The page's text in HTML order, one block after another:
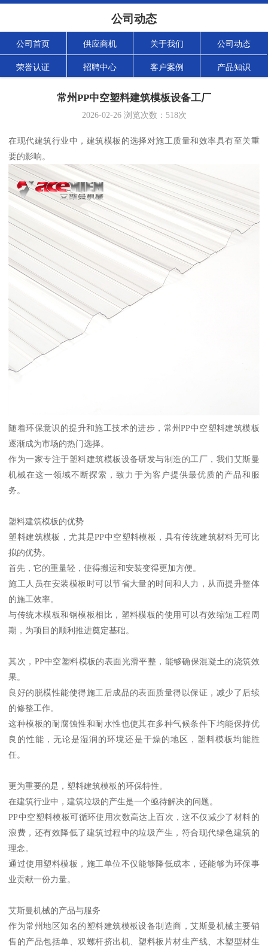
公司动态
公司首页 供应商机 关于我们 公司动态
荣誉认证 招聘中心 客户案例 产品知识
常州PP中空塑料建筑模板设备工厂
2026-02-26浏览次数： 518次
在现代建筑行业中，建筑模板的选择对施工质量和效率具有至关重
要的影响。
随着环保意识的提升和施工技术的进步，常州PP中空塑料建筑模板
逐渐成为市场的热门选择。
作为一家专注于塑料建筑模板设备研发与制造的工厂，我们艾斯曼
机械在这一领域不断探索，致力于为客户提供最优质的产品和服
务。
塑料建筑模板的优势
塑料建筑模板，尤其是PP中空塑料模板，具有传统建筑材料无可比
拟的优势。
首先，它的重量轻，使得搬运和安装变得更加方便。
施工人员在安装模板时可以节省大量的时间和人力，从而提升整体
的施工效率。
与传统木模板和钢模板相比，塑料模板的使用可以有效缩短工程周
期，为项目的顺利推进奠定基础。
其次，PP中空塑料模板的表面光滑平整，能够确保混凝土的浇筑效
果。
良好的脱模性能使得施工后成品的表面质量得以保证，减少了后续
的修整工作。
这种模板的耐腐蚀性和耐水性也使其在多种气候条件下均能保持优
良的性能，无论是湿润的环境还是干燥的地区，塑料模板均能胜
任。
更为重要的是，塑料建筑模板的环保特性。
在建筑行业中，建筑垃圾的产生是一个亟待解决的问题。
PP中空塑料模板可循环使用次数高达上百次，这不仅减少了材料的
浪费，还有效降低了建筑过程中的垃圾产生，符合现代绿色建筑的
理念。
通过使用塑料模板，施工单位不仅能够降低成本，还能够为环保事
业贡献一份力量。
艾斯曼机械的产品与服务
作为常州地区知名的塑料建筑模板设备制造商，艾斯曼机械主要销
售的产品包括单、双螺杆挤出机、塑料板片材生产线、木塑型材生